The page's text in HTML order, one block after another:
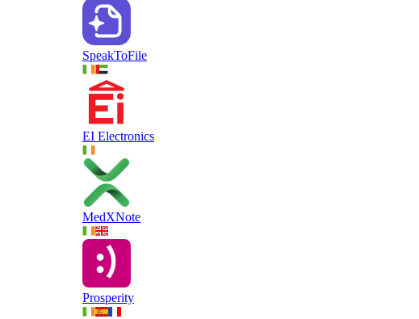
SpeakToFile
EI Electronics
MedXNote
Prosperity